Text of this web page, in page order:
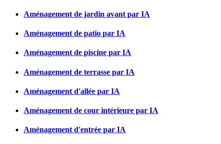
Aménagement de jardin avant par IA
Aménagement de patio par IA
Aménagement de piscine par IA
Aménagement de terrasse par IA
Aménagement d'allée par IA
Aménagement de cour intérieure par IA
Aménagement d'entrée par IA